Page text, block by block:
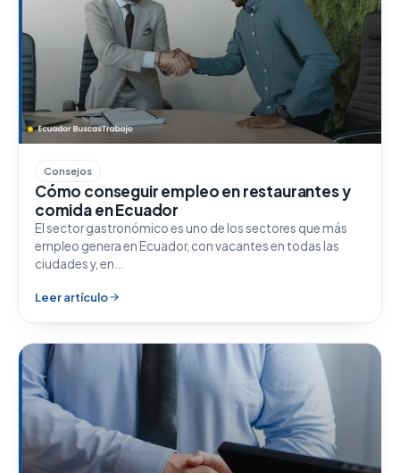
Consejos
Cómo conseguir empleo en restaurantes y
comida en Ecuador
El sector gastronómico es uno de los sectores que más
empleo genera en Ecuador, con vacantes en todas las
ciudades y, en…
Leer artículo